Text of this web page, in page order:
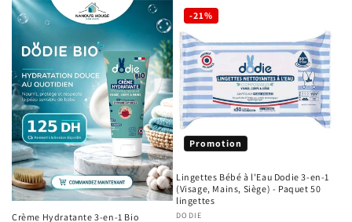
Crème Hydratante 3-en-1 Bio
-21%
Promotion
Lingettes Bébé à l'Eau Dodie 3-en-1
(Visage, Mains, Siège) - Paquet 50
lingettes
Fournisseur :
DODIE